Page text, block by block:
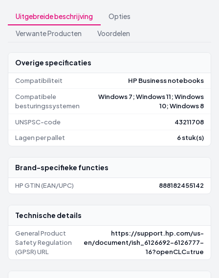
Uitgebreide beschrijving
Opties
Verwante Producten
Voordelen
Overige specificaties
Compatibiliteit HP Business notebooks
Compatibele
besturingssystemen
Windows 7; Windows 11; Windows
10; Windows 8
UNSPSC-code 43211708
Lagen per pallet 6 stuk(s)
Brand-specifieke functies
HP GTIN (EAN/UPC) 888182455142
Technische details
General Product
Safety Regulation
(GPSR) URL
https://support.hp.com/us-
en/document/ish_6126692-6126777-
16?openCLC=true